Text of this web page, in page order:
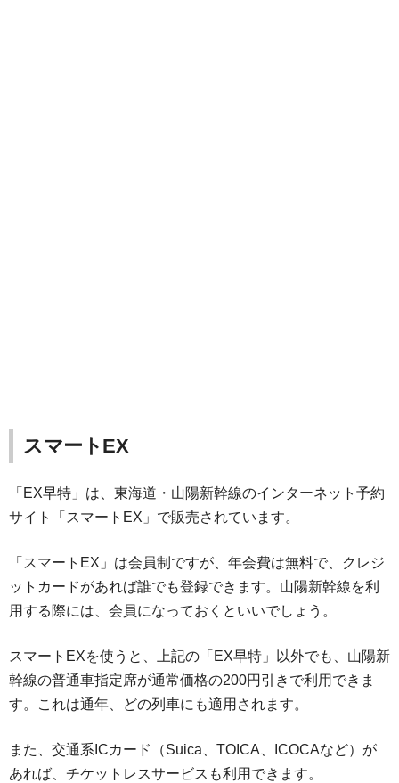
スマートEX
「EX早特」は、東海道・山陽新幹線のインターネット予約
サイト「スマートEX」で販売されています。
「スマートEX」は会員制ですが、年会費は無料で、クレジ
ットカードがあれば誰でも登録できます。山陽新幹線を利
用する際には、会員になっておくといいでしょう。
スマートEXを使うと、上記の「EX早特」以外でも、山陽新
幹線の普通車指定席が通常価格の200円引きで利用できま
す。これは通年、どの列車にも適用されます。
また、交通系ICカード（Suica、TOICA、ICOCAなど）が
あれば、チケットレスサービスも利用できます。